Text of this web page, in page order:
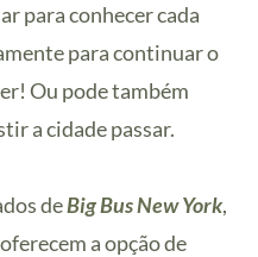
para conhecer cada
para continuar o
Ou pode também
a cidade passar.
deBig Bus New York,
a opção de